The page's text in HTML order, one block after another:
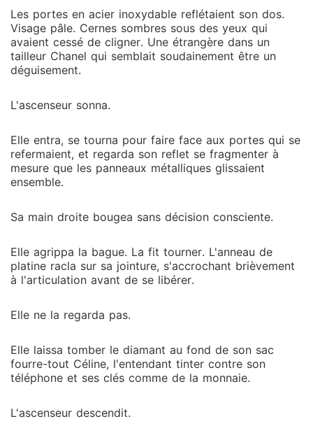
Les portes en acier inoxydable reflétaient son dos.
Visage pâle. Cernes sombres sous des yeux qui
avaient cessé de cligner. Une étrangère dans un
tailleur Chanel qui semblait soudainement être un
déguisement.
L'ascenseur sonna.
Elle entra, se tourna pour faire face aux portes qui se
refermaient, et regarda son reflet se fragmenter à
mesure que les panneaux métalliques glissaient
ensemble.
Sa main droite bougea sans décision consciente.
Elle agrippa la bague. La fit tourner. L'anneau de
platine racla sur sa jointure, s'accrochant brièvement
à l'articulation avant de se libérer.
Elle ne la regarda pas.
Elle laissa tomber le diamant au fond de son sac
fourre-tout Céline, l'entendant tinter contre son
téléphone et ses clés comme de la monnaie.
L'ascenseur descendit.